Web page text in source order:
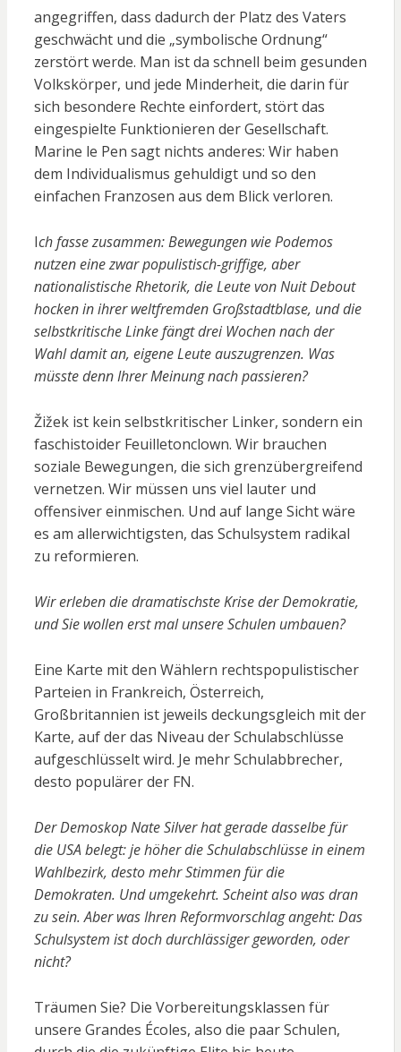
angegriffen, dass dadurch der Platz des Vaters
geschwächt und die „symbolische Ordnung“
zerstört werde. Man ist da schnell beim gesunden
Volkskörper, und jede Minderheit, die darin für
sich besondere Rechte einfordert, stört das
eingespielte Funktionieren der Gesellschaft.
Marine le Pen sagt nichts anderes: Wir haben
dem Individualismus gehuldigt und so den
einfachen Franzosen aus dem Blick verloren.
Ich fasse zusammen: Bewegungen wie Podemos
nutzen eine zwar populistisch-griffige, aber
nationalistische Rhetorik, die Leute von Nuit Debout
hocken in ihrer weltfremden Großstadtblase, und die
selbstkritische Linke fängt drei Wochen nach der
Wahl damit an, eigene Leute auszugrenzen. Was
müsste denn Ihrer Meinung nach passieren?
Žižek ist kein selbstkritischer Linker, sondern ein
faschistoider Feuilletonclown. Wir brauchen
soziale Bewegungen, die sich grenzübergreifend
vernetzen. Wir müssen uns viel lauter und
offensiver einmischen. Und auf lange Sicht wäre
es am allerwichtigsten, das Schulsystem radikal
zu reformieren.
Wir erleben die dramatischste Krise der Demokratie,
und Sie wollen erst mal unsere Schulen umbauen?
Eine Karte mit den Wählern rechtspopulistischer
Parteien in Frankreich, Österreich,
Großbritannien ist jeweils deckungsgleich mit der
Karte, auf der das Niveau der Schulabschlüsse
aufgeschlüsselt wird. Je mehr Schulabbrecher,
desto populärer der FN.
Der Demoskop Nate Silver hat gerade dasselbe für
die USA belegt: je höher die Schulabschlüsse in einem
Wahlbezirk, desto mehr Stimmen für die
Demokraten. Und umgekehrt. Scheint also was dran
zu sein. Aber was Ihren Reformvorschlag angeht: Das
Schulsystem ist doch durchlässiger geworden, oder
nicht?
Träumen Sie? Die Vorbereitungsklassen für
unsere Grandes Écoles, also die paar Schulen,